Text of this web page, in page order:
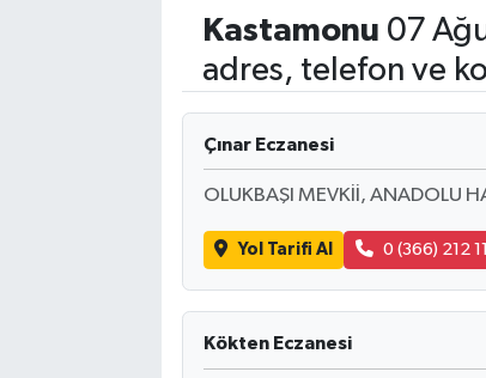
Kastamonu 07
adres, telefon ve
Çınar Eczanesi
OLUKBAŞI MEVKİİ, ANADOLU
Yol Tarifi Al 0 (366) 212
Kökten Eczanesi